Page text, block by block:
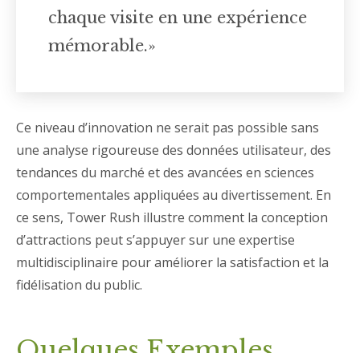
chaque visite en une expérience
mémorable.»
Ce niveau d’innovation ne serait pas possible sans
une analyse rigoureuse des données utilisateur, des
tendances du marché et des avancées en sciences
comportementales appliquées au divertissement. En
ce sens, Tower Rush illustre comment la conception
d’attractions peut s’appuyer sur une expertise
multidisciplinaire pour améliorer la satisfaction et la
fidélisation du public.